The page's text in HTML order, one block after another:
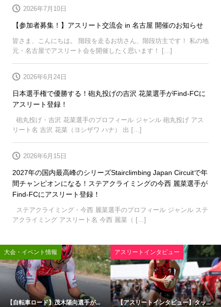
【参加者募集！】アスリート交流会 in 名古屋 開催のお知らせ
2026年7月10日
皆さま、こんにちは。 階段を走るお坊さん、階段坊主です！ 私の地
元・名古屋でアスリート会を開催したく思います！ […]
日本選手権で優勝する！砲丸投げの吉沢 花菜選手がFind-FCに
アスリート登録！
2026年6月24日
砲丸投げ・吉沢 花菜選手のプロフィール ジャンル 砲丸投げ アス
リート名 吉沢 花菜（ヨシザワ ハナ） 出 […]
2027年の国内最高峰のシリーズStairclimbing Japan Circuitで年
間チャンピオンになる！ステアクライミングの今西 麗菜選手が
Find-FCにアスリート登録！
2026年6月15日
ステアクライミング・今西 麗菜選手のプロフィール ジャンル ステ
アクライミング アスリート名 今西 麗菜（ […]
大会・イベント情報
【自転車ロード】茂木陽向選手が...
アスリートインタビュー
【アスリートインタビュー】タッ...